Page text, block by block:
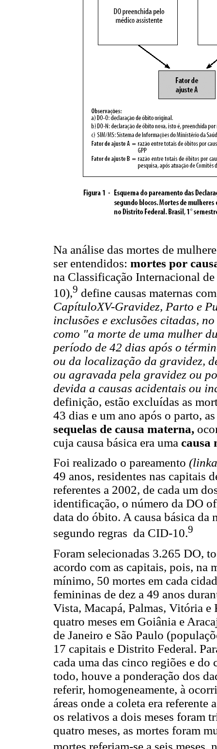
Na análise das mortes de
ser entendidos: mortes por
na Classificação Internacional
10),9 define causas maternas
CapítuloXV-Gravidez, Parto e
inclusões e exclusões citadas,
como "a morte de uma mulher
período de 42 dias após o
ou da localização da gravidez,
ou agravada pela gravidez ou
devida a causas acidentais ou
definição, estão excluídas as
43 dias e um ano após o parto,
sequelas de causa materna,
cuja causa básica era uma causa
Foi realizado o pareamento
49 anos, residentes nas capitais
referentes a 2002, de cada um
identificação, o número da DO
data do óbito. A causa básica
segundo regras da CID-10.9
Foram selecionadas 3.265 DO,
acordo com as capitais, pois,
mínimo, 50 mortes em cada
femininas de dez a 49 anos
Vista, Macapá, Palmas, Vitória
quatro meses em Goiânia e
de Janeiro e São Paulo
17 capitais e Distrito Federal.
cada uma das cinco regiões e
todo, houve a ponderação dos
referir, homogeneamente, à
áreas onde a coleta era
os relativos a dois meses foram
quatro meses, as mortes foram
mortes referiam-se a seis meses,